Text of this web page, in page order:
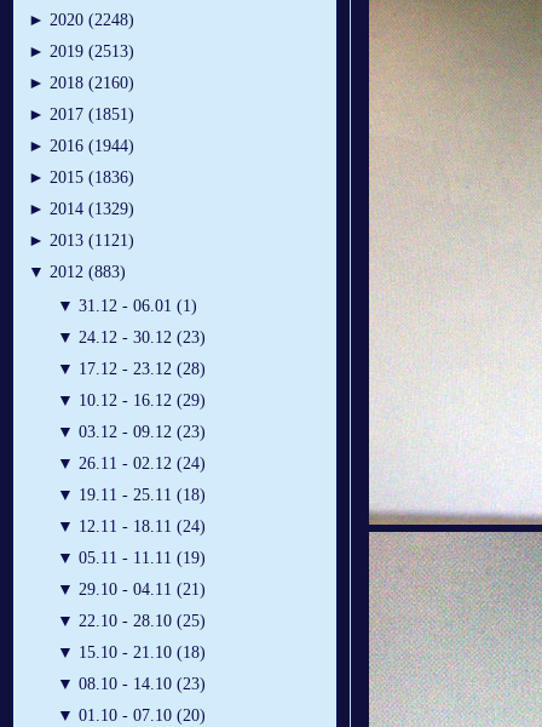
► 2020 (2248)
► 2019 (2513)
► 2018 (2160)
► 2017 (1851)
► 2016 (1944)
► 2015 (1836)
► 2014 (1329)
► 2013 (1121)
▼ 2012 (883)
▼ 31.12 - 06.01 (1)
▼ 24.12 - 30.12 (23)
▼ 17.12 - 23.12 (28)
▼ 10.12 - 16.12 (29)
▼ 03.12 - 09.12 (23)
▼ 26.11 - 02.12 (24)
▼ 19.11 - 25.11 (18)
▼ 12.11 - 18.11 (24)
▼ 05.11 - 11.11 (19)
▼ 29.10 - 04.11 (21)
▼ 22.10 - 28.10 (25)
▼ 15.10 - 21.10 (18)
▼ 08.10 - 14.10 (23)
▼ 01.10 - 07.10 (20)